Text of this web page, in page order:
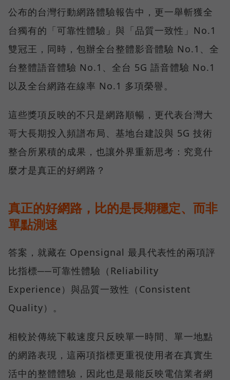
公布的台灣行動網路體驗報告中，更一舉斬獲全
台獨有的「可靠性體驗」與「品質一致性」No.1
雙冠王，同時，包辦全台整體影音體驗 No.1、全
台整體語音體驗 No.1、全台 5G 語音體驗 No.1
以及全台網路在線率 No.1 多項榮譽。
這些獎項反映的不只是網路順暢，更代表台灣大
哥大長期投入頻譜布局、基地台建設與 5G 技術
整合所累積的成果，也讓外界重新思考：究竟什
麼才是真正的好網路？
真正的好網路，比的是長期穩定、而非
單點測速
答案，就藏在 Opensignal 最具代表性的兩項評
比指標──可靠性體驗（Reliability
Experience）與品質一致性（Consistent
Quality）。
相較於傳統下載速度只反映單一時間、單一地點
的網路表現，這兩項指標更重視使用者在真實生
活中的整體體驗，因此也是最能反映電信業者網